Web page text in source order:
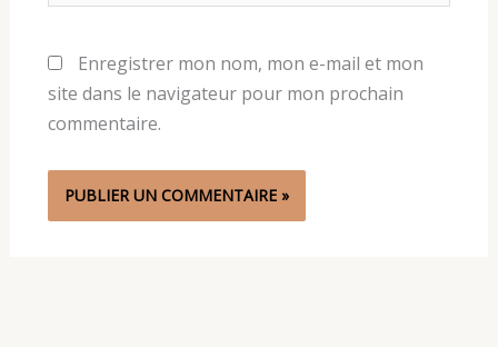
Enregistrer mon nom, mon e-mail et mon
site dans le navigateur pour mon prochain
commentaire.